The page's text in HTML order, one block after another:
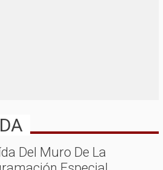
Del Muro De La